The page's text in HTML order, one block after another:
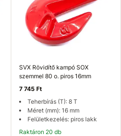
SVX Rövidítő kampó SOX
szemmel 80 o. piros 16mm
7 745 Ft
Teherbírás (T): 8 T
Méret (mm): 16 mm
Felületkezelés: piros lakk
Raktáron 20 db